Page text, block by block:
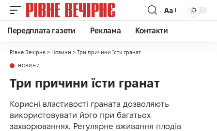
Аа
Передплата газети Реклама Контакти
Рівне Вечірнє > Новини > Три причини їсти гранат
НОВИНИ
Три причини їсти гранат
Корисні властивості граната дозволяють
використовувати його при багатьох
захворюваннях. Регулярне вживання плодів